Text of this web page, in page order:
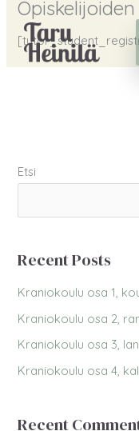
Siirry
sisältöön
Etsi
Recent Posts
Kraniokoulu osa 1,
Kraniokoulu osa 2,
Kraniokoulu osa 3,
Kraniokoulu osa 4,
Recent